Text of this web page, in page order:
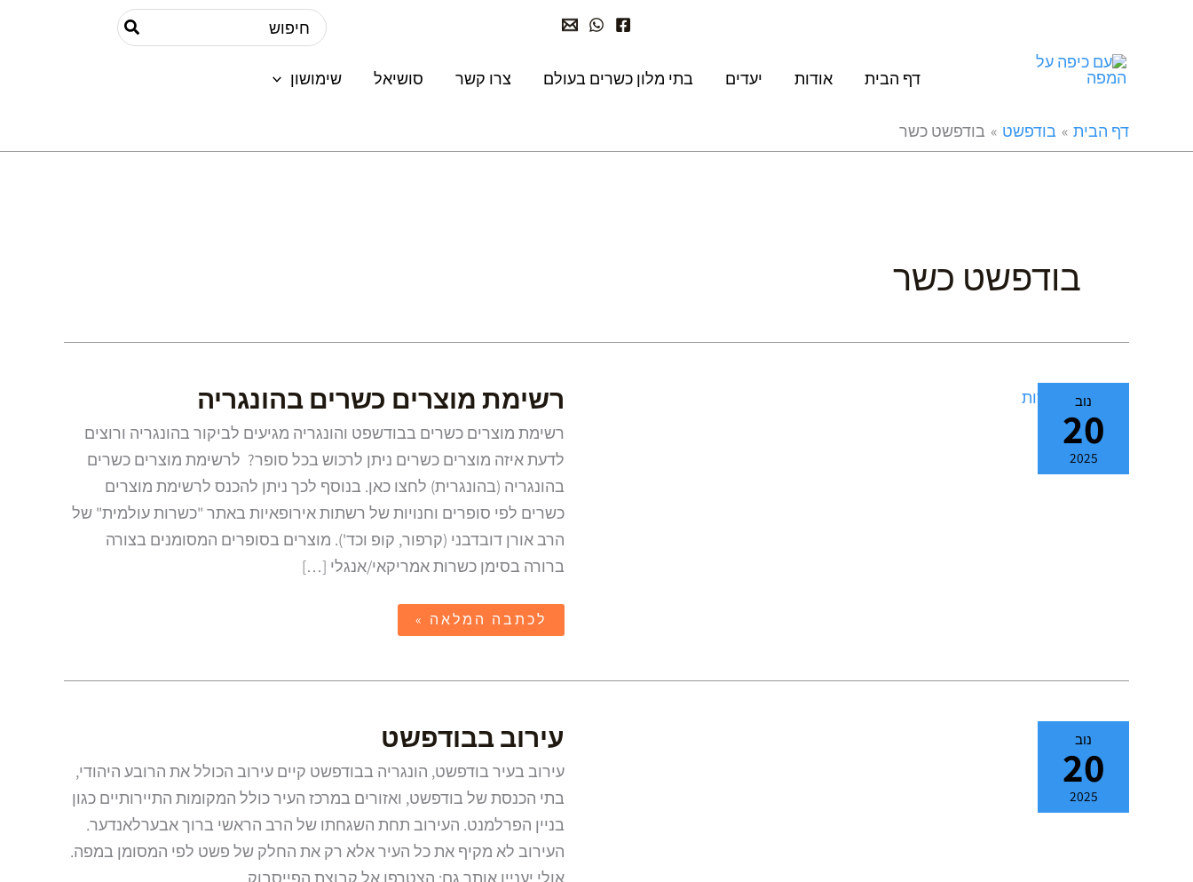
Search
for:
דף הבית
אודות יעדים בתי מלון כשרים בעולם צרו קשר סושיאל שימושון
דף הבית בודפשט בודפשט כשר
בודפשט כשר
נוב
20
2025
רשימת מוצרים כשרים בהונגריה
רשימת מוצרים כשרים בבודשפט והונגריה מגיעים לביקור בהונגריה ורוצים
לדעת איזה מוצרים כשרים ניתן לרכוש בכל סופר? לרשימת מוצרים כשרים
בהונגריה (בהונגרית) לחצו כאן. בנוסף לכך ניתן להכנס לרשימת מוצרים
כשרים לפי סופרים וחנויות של רשתות אירופאיות באתר "כשרות עולמית" של
הרב אורן דובדבני (קרפור, קופ וכד'). מוצרים בסופרים המסומנים בצורה
ברורה בסימן כשרות אמריקאי/אנגלי […]
רשימת
מוצרים
בהונגריה
לכתבה המלאה »
נוב
20
2025
עירוב בבודפשט
עירוב בעיר בודפשט, הונגריה בבודפשט קיים עירוב הכולל את הרובע היהודי,
בתי הכנסת של בודפשט, ואזורים במרכז העיר כולל המקומות התיירותיים כגון
בניין הפרלמנט. העירוב תחת השגחתו של הרב הראשי ברוך אבערלאנדער.
העירוב לא מקיף את כל העיר אלא רק את החלק של פשט לפי המסומן במפה.
עירוב
בבודפשט